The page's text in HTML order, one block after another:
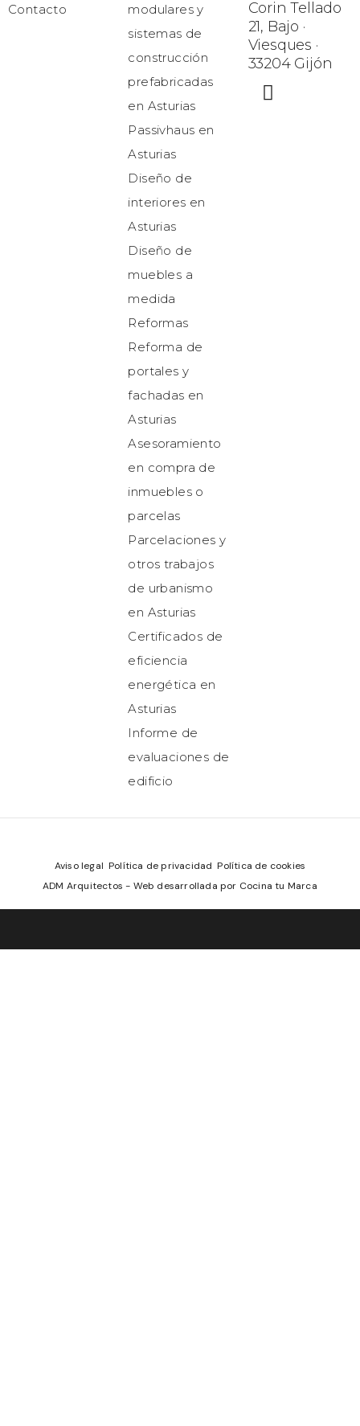
Contacto
modulares y
sistemas de
construcción
prefabricadas
en Asturias
Passivhaus en
Asturias
Diseño de
interiores en
Asturias
Diseño de
muebles a
medida
Reformas
Reforma de
portales y
fachadas en
Asturias
Asesoramiento
en compra de
inmuebles o
parcelas
Parcelaciones y
otros trabajos
de urbanismo
en Asturias
Certificados de
eficiencia
energética en
Asturias
Informe de
evaluaciones de
edificio
Corin Tellado
21, Bajo ·
Viesques ·
33204 Gijón
Aviso legal Política de privacidad Política de cookies
ADM Arquitectos - Web desarrollada por Cocina tu Marca